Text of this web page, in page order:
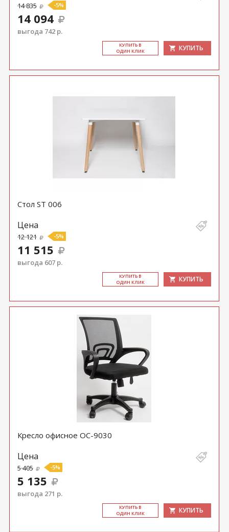
14 835 -5%
14 094
выгода 742 р.
КУ­ПИТЬ В
ОДИН КЛИК
КУПИТЬ
Стол ST 006
Цена
12 121 -5%
11 515
выгода 607 р.
КУ­ПИТЬ В
ОДИН КЛИК
КУПИТЬ
Кресло офисное ОС-9030
Цена
5 405 -5%
5 135
выгода 271 р.
КУ­ПИТЬ В
ОДИН КЛИК
КУПИТЬ